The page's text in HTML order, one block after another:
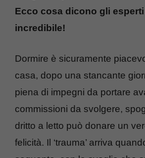
Ecco cosa dicono gli
incredibile!
Dormire è sicuramente
casa, dopo una stancante
piena di impegni da portare
commissioni da svolgere,
dritto a letto può donare un
felicità. Il ‘trauma’ arriva